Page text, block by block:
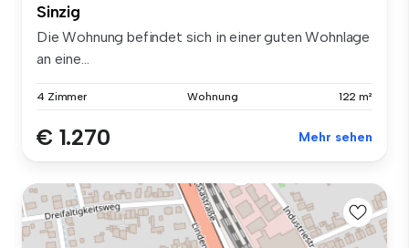
Sinzig
Die Wohnung befindet sich in einer guten Wohnlage
an eine...
4 Zimmer Wohnung 122 m²
€ 1.270 Mehr sehen